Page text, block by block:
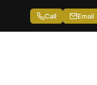
Call Email